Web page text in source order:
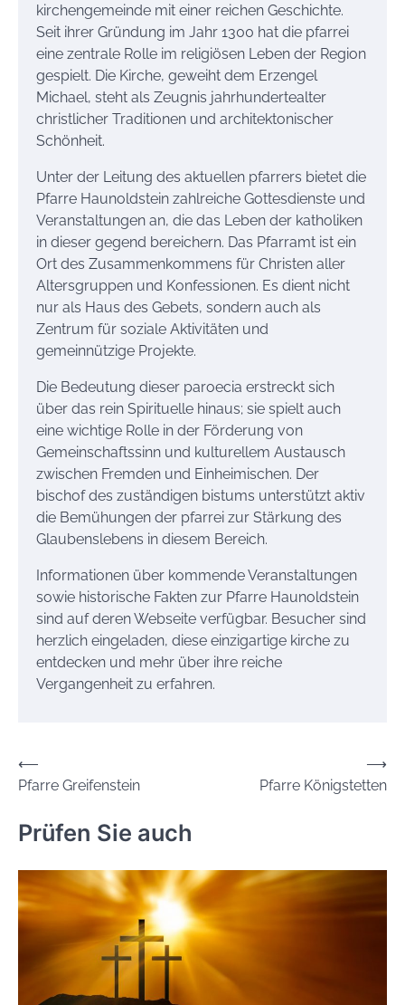
kirchengemeinde mit einer reichen Geschichte.
Seit ihrer Gründung im Jahr 1300 hat die pfarrei
eine zentrale Rolle im religiösen Leben der Region
gespielt. Die Kirche, geweiht dem Erzengel
Michael, steht als Zeugnis jahrhundertealter
christlicher Traditionen und architektonischer
Schönheit.
Unter der Leitung des aktuellen pfarrers bietet die
Pfarre Haunoldstein zahlreiche Gottesdienste und
Veranstaltungen an, die das Leben der katholiken
in dieser gegend bereichern. Das Pfarramt ist ein
Ort des Zusammenkommens für Christen aller
Altersgruppen und Konfessionen. Es dient nicht
nur als Haus des Gebets, sondern auch als
Zentrum für soziale Aktivitäten und
gemeinnützige Projekte.
Die Bedeutung dieser paroecia erstreckt sich
über das rein Spirituelle hinaus; sie spielt auch
eine wichtige Rolle in der Förderung von
Gemeinschaftssinn und kulturellem Austausch
zwischen Fremden und Einheimischen. Der
bischof des zuständigen bistums unterstützt aktiv
die Bemühungen der pfarrei zur Stärkung des
Glaubenslebens in diesem Bereich.
Informationen über kommende Veranstaltungen
sowie historische Fakten zur Pfarre Haunoldstein
sind auf deren Webseite verfügbar. Besucher sind
herzlich eingeladen, diese einzigartige kirche zu
entdecken und mehr über ihre reiche
Vergangenheit zu erfahren.
Beitrags-
Navigation
⟵
Pfarre Greifenstein
Pfarre Königstetten
⟶
Prüfen Sie auch